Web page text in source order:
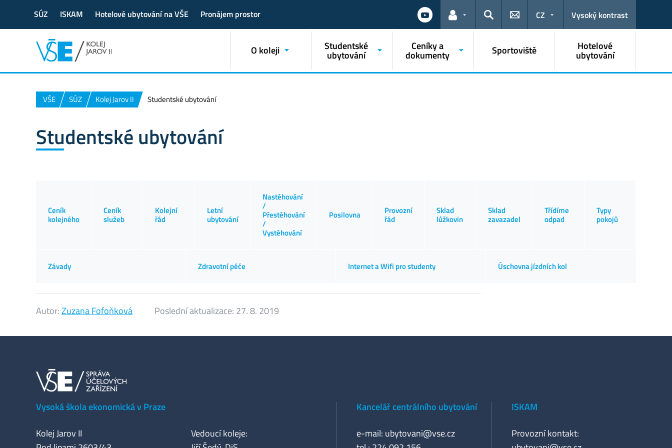
SÚZ ISKAM Hotelové ubytování na VŠE Pronájem prostor
Odkazy pro uživatele
Hledat
CZ Vysoký kontrast
O koleji Studentské
ubytování
Ceníky a
dokumenty Sportoviště Hotelové
ubytování
VŠE SÚZ Kolej Jarov II Studentské ubytování
Studentské ubytování
Ceník
kolejného
Ceník
služeb
Kolejní
řád
Letní
ubytování
Nastěhování
/
Přestěhování
/
Vystěhování
Posilovna Provozní
řád
Sklad
lůžkovin
Sklad
zavazadel
Třídíme
odpad
Typy
pokojů
Závady Zdravotní péče Internet a Wifi pro studenty Úschovna jízdních kol
Autor:Zuzana Fofoňková Poslední aktualizace: 27. 8. 2019
Vysoká škola ekonomická v Praze
Kolej Jarov II
Vedoucí koleje:
Kancelář centrálního ubytování
e-mail: ubytovani@vse.cz
ISKAM
Provozní kontakt: